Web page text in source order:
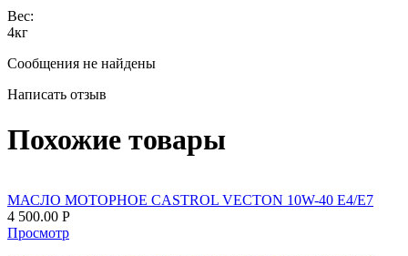
Вес:
4кг
Сообщения не найдены
Написать отзыв
Похожие товары
МАСЛО МОТОРНОЕ CASTROL VECTON 10W-40 E4/E7
4 500.00 Р
Просмотр